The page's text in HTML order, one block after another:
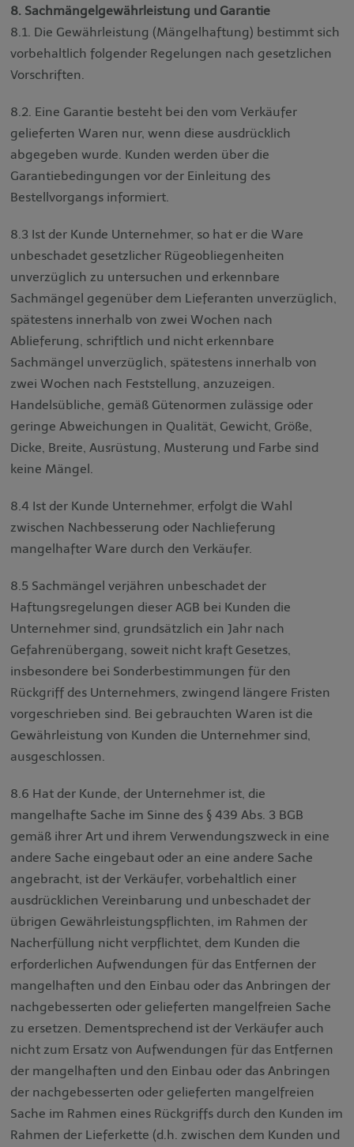
8. Sachmängelgewährleistung und Garantie
8.1. Die Gewährleistung (Mängelhaftung) bestimmt sich
vorbehaltlich folgender Regelungen nach gesetzlichen
Vorschriften.
8.2. Eine Garantie besteht bei den vom Verkäufer
gelieferten Waren nur, wenn diese ausdrücklich
abgegeben wurde. Kunden werden über die
Garantiebedingungen vor der Einleitung des
Bestellvorgangs informiert.
8.3 Ist der Kunde Unternehmer, so hat er die Ware
unbeschadet gesetzlicher Rügeobliegenheiten
unverzüglich zu untersuchen und erkennbare
Sachmängel gegenüber dem Lieferanten unverzüglich,
spätestens innerhalb von zwei Wochen nach
Ablieferung, schriftlich und nicht erkennbare
Sachmängel unverzüglich, spätestens innerhalb von
zwei Wochen nach Feststellung, anzuzeigen.
Handelsübliche, gemäß Gütenormen zulässige oder
geringe Abweichungen in Qualität, Gewicht, Größe,
Dicke, Breite, Ausrüstung, Musterung und Farbe sind
keine Mängel.
8.4 Ist der Kunde Unternehmer, erfolgt die Wahl
zwischen Nachbesserung oder Nachlieferung
mangelhafter Ware durch den Verkäufer.
8.5 Sachmängel verjähren unbeschadet der
Haftungsregelungen dieser AGB bei Kunden die
Unternehmer sind, grundsätzlich ein Jahr nach
Gefahrenübergang, soweit nicht kraft Gesetzes,
insbesondere bei Sonderbestimmungen für den
Rückgriff des Unternehmers, zwingend längere Fristen
vorgeschrieben sind. Bei gebrauchten Waren ist die
Gewährleistung von Kunden die Unternehmer sind,
ausgeschlossen.
8.6 Hat der Kunde, der Unternehmer ist, die
mangelhafte Sache im Sinne des § 439 Abs. 3 BGB
gemäß ihrer Art und ihrem Verwendungszweck in eine
andere Sache eingebaut oder an eine andere Sache
angebracht, ist der Verkäufer, vorbehaltlich einer
ausdrücklichen Vereinbarung und unbeschadet der
übrigen Gewährleistungspflichten, im Rahmen der
Nacherfüllung nicht verpflichtet, dem Kunden die
erforderlichen Aufwendungen für das Entfernen der
mangelhaften und den Einbau oder das Anbringen der
nachgebesserten oder gelieferten mangelfreien Sache
zu ersetzen. Dementsprechend ist der Verkäufer auch
nicht zum Ersatz von Aufwendungen für das Entfernen
der mangelhaften und den Einbau oder das Anbringen
der nachgebesserten oder gelieferten mangelfreien
Sache im Rahmen eines Rückgriffs durch den Kunden im
Rahmen der Lieferkette (d.h. zwischen dem Kunden und